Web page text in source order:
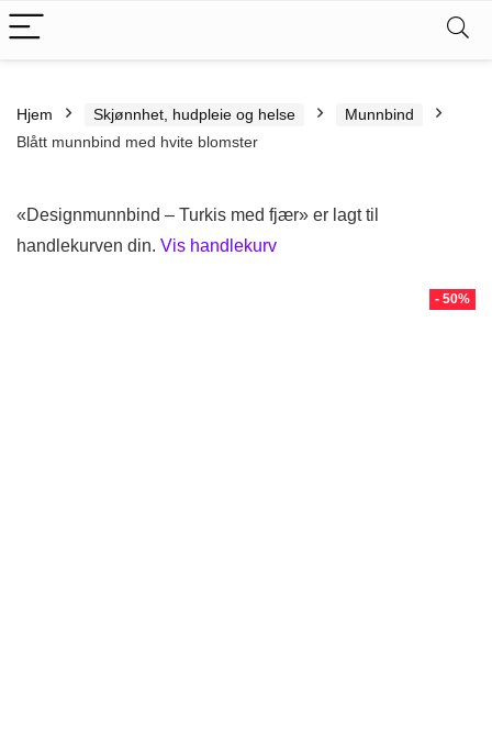
Hjem Skjønnhet, hudpleie og helse
Munnbind
Blått munnbind med hvite blomster
«Designmunnbind – Turkis med fjær» er lagt til
handlekurven din. Vis handlekurv
- 50%